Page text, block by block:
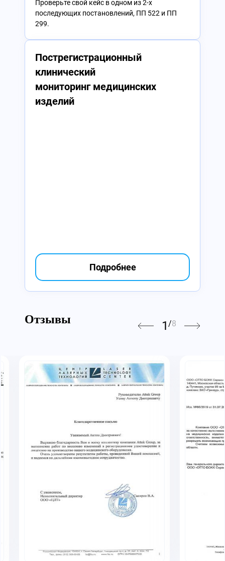
Проверьте свой кейс в одном из 2-х
последующих постановлений, ПП 522 и ПП
299.
Пострегистрационный
клинический
мониторинг медицинских
изделий
Подробнее
Отзывы 1 /8